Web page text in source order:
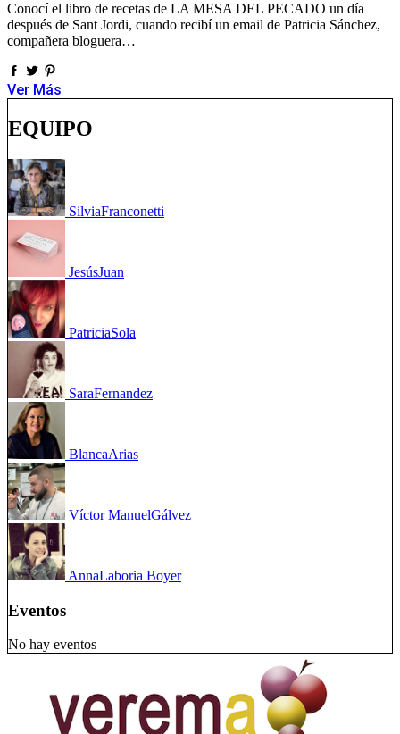
Conocí el libro de recetas de LA MESA DEL PECADO un día
después de Sant Jordi, cuando recibí un email de Patricia Sánchez,
compañera bloguera…
Ver Más
EQUIPO
SilviaFranconetti
JesúsJuan
PatriciaSola
SaraFernandez
BlancaArias
Víctor ManuelGálvez
AnnaLaboria Boyer
Eventos
No hay eventos